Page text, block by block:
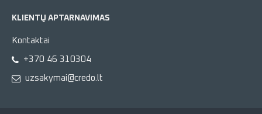
KLIENTŲ APTARNAVIMAS
Kontaktai
+370 46 310304
uzsakymai@credo.lt